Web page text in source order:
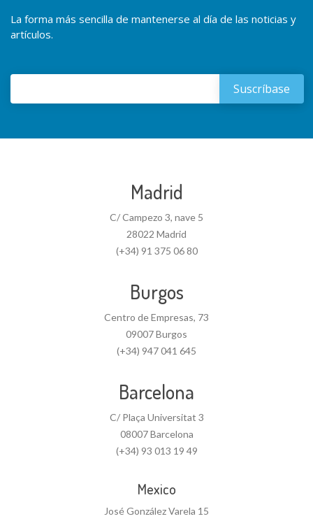
La forma más sencilla de mantenerse al día de las noticias y
artículos.
Madrid
C/ Campezo 3, nave 5
28022 Madrid
(+34) 91 375 06 80
Burgos
Centro de Empresas, 73
09007 Burgos
(+34) 947 041 645
Barcelona
C/ Plaça Universitat 3
08007 Barcelona
(+34) 93 013 19 49
Mexico
José González Varela 15